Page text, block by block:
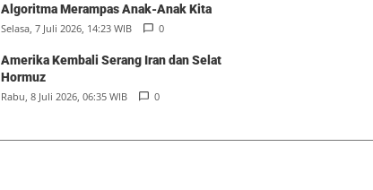
Algoritma Merampas Anak-Anak Kita
Selasa, 7 Juli 2026, 14:23 WIB 0
Amerika Kembali Serang Iran dan Selat
Hormuz
Rabu, 8 Juli 2026, 06:35 WIB 0